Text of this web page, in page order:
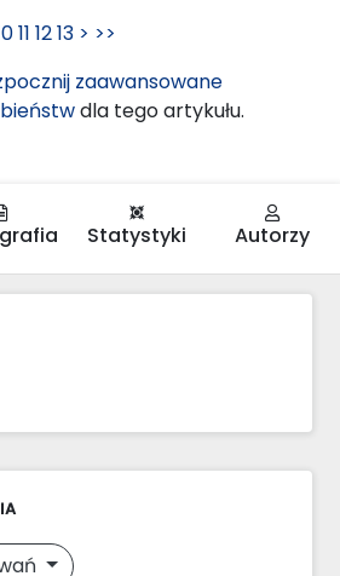
11 1213 > >>
zaawansowane
dla tego artykułu.
Statystyki Autorzy